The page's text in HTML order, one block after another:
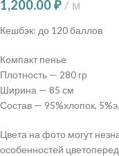
1,200.00₽ м
Кешбэк: до 120 баллов
Компакт пенье
Плотность — 280 гр
Ширина — 85 см
Состав — 95%хлопок,
Цвета на фото могут
особенностей